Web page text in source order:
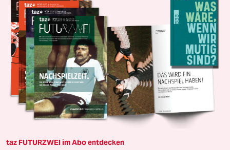
taz FUTURZWEI im Abo entdecken